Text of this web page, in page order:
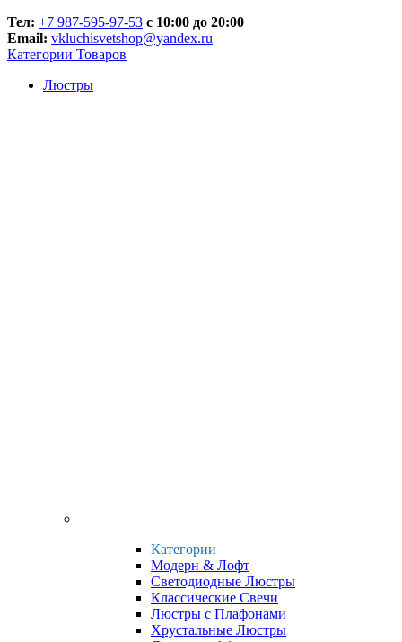
Тел: +7 987-595-97-53 с 10:00 до 20:00
Email: vkluchisvetshop@yandex.ru
Категории Товаров
Люстры
Категории
Модерн & Лофт
Светодиодные Люстры
Классические Свечи
Люстры с Плафонами
Хрустальные Люстры